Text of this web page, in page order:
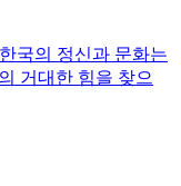
국의 정신과 문화는
거대한 힘을 찾으